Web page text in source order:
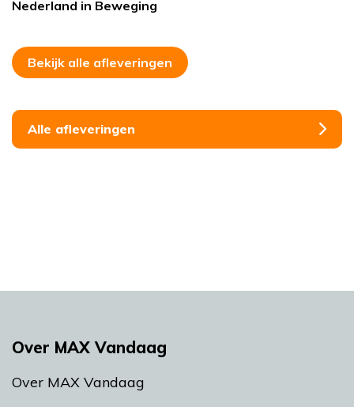
Nederland in Beweging
Bekijk alle afleveringen
Alle afleveringen
Over MAX Vandaag
Over MAX Vandaag